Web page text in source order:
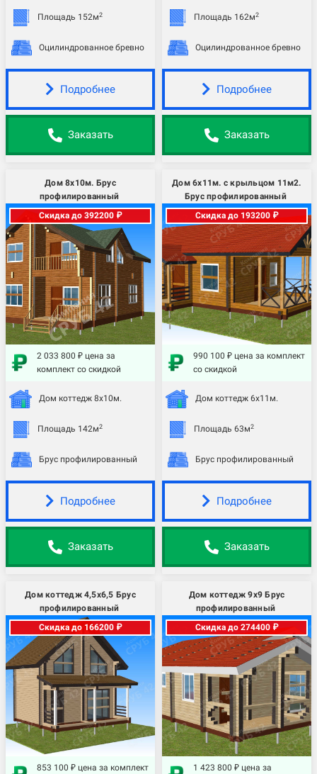
Площадь 152м2
Оцилиндрованное бревно
Подробнее
Заказать
Площадь 162м2
Оцилиндрованное бревно
Подробнее
Заказать
Дом 8х10м. Брус
профилированный
Скидка до 392200 ₽
2 033 800 ₽ цена за
комплект со скидкой
Дом коттедж 8х10м.
Площадь 142м2
Брус профилированный
Подробнее
Заказать
Дом 6х11м. с крыльцом 11м2.
Брус профилированный
Скидка до 193200 ₽
990 100 ₽ цена за комплект
со скидкой
Дом коттедж 6х11м.
Площадь 63м2
Брус профилированный
Подробнее
Заказать
Дом коттедж 4,5х6,5 Брус
профилированный
Скидка до 166200 ₽
853 100 ₽ цена за комплект
Дом коттедж 9х9 Брус
профилированный
Скидка до 274400 ₽
1 423 800 ₽ цена за